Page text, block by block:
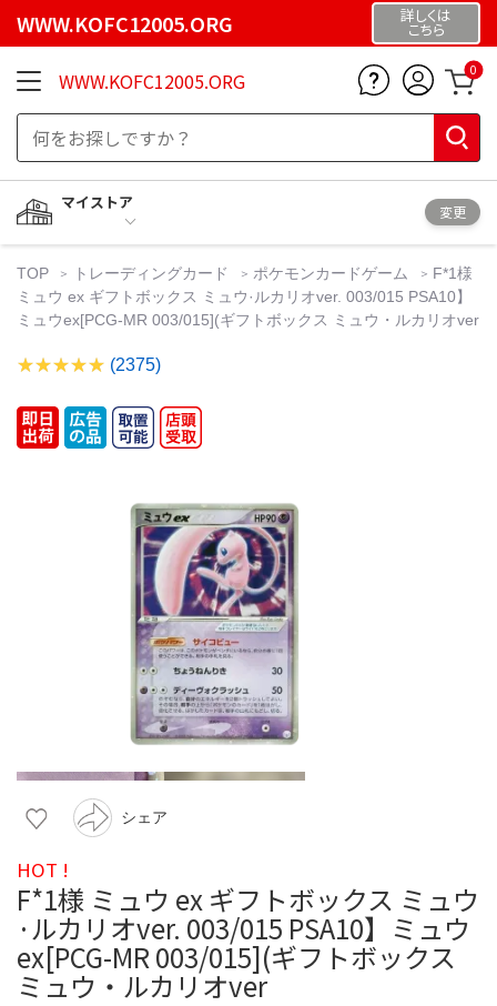
WWW.KOFC12005.ORG 詳しくは
こちら
WWW.KOFC12005.ORG 0
マイストア
変更
TOP トレーディングカード ポケモンカードゲーム
F*1様
ミュウ ex ギフトボックス ミュウ·ルカリオver. 003/015 PSA10】
ミュウex[PCG-MR 003/015](ギフトボックス ミュウ・ルカリオver
(2375)
シェア
HOT !
F*1様 ミュウ ex ギフトボックス ミュウ
·ルカリオver. 003/015 PSA10】ミュウ
ex[PCG-MR 003/015](ギフトボックス
ミュウ・ルカリオver